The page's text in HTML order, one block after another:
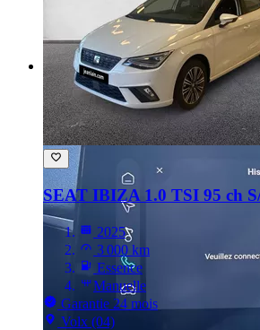
SEAT IBIZA 1.0 TSI 95 ch
2025
3 000 km
Essence
Manuelle
Garantie 24 mois
Volx (04)